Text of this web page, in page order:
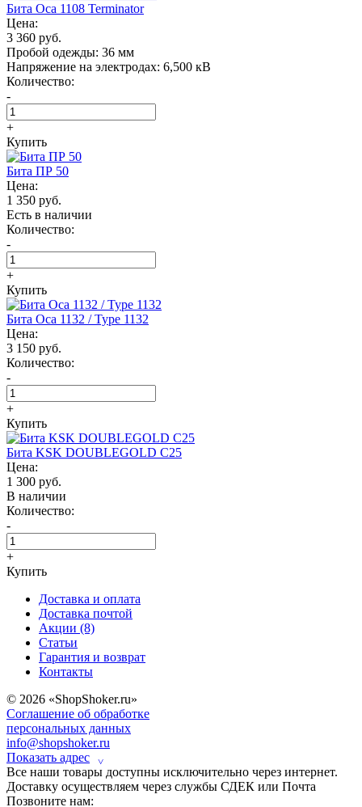
Бита Oса 1108 Terminator
Цена:
3 360 руб.
Пробой одежды: 36 мм
Напряжение на электродах: 6,500 кВ
Количество:
-
+
Купить
Бита ПР 50
Цена:
1 350 руб.
Есть в наличии
Количество:
-
+
Купить
Бита Оса 1132 / Type 1132
Цена:
3 150 руб.
Количество:
-
+
Купить
Бита KSK DOUBLEGOLD C25
Цена:
1 300 руб.
В наличии
Количество:
-
+
Купить
Доставка и оплата
Доставка почтой
Акции (8)
Статьи
Гарантия и возврат
Контакты
© 2026 «ShopShoker.ru»
Соглашение об обработке
персональных данных
info@shopshoker.ru
Показать адрес
˅
Все наши товары доступны исключительно через интернет.
Доставку осуществляем через службы СДЕК или Почта
Позвоните нам: